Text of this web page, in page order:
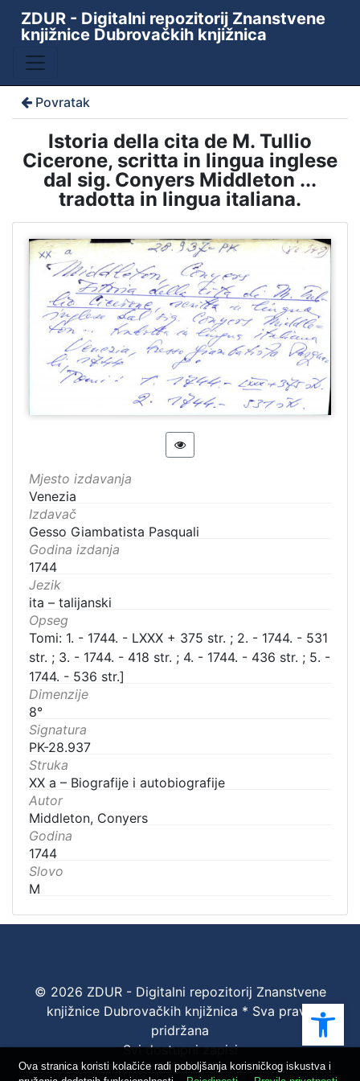
ZDUR - Digitalni repozitorij Znanstvene
knjižnice Dubrovačkih knjižnica
Povratak
Istoria della cita de M. Tullio
Cicerone, scritta in lingua inglese
dal sig. Conyers Middleton ...
tradotta in lingua italiana.
Mjesto izdavanja
Venezia
Izdavač
Gesso Giambatista Pasquali
Godina izdanja
1744
Jezik
ita – talijanski
Opseg
Tomi: 1. - 1744. - LXXX + 375 str. ; 2. - 1744. - 531
str. ; 3. - 1744. - 418 str. ; 4. - 1744. - 436 str. ; 5. -
1744. - 536 str.]
Dimenzije
8°
Signatura
PK-28.937
Struka
XX a – Biografije i autobiografije
Autor
Middleton, Conyers
Godina
1744
Slovo
M
© 2026 ZDUR - Digitalni repozitorij Znanstvene
knjižnice Dubrovačkih knjižnica * Sva prava
pridržana
Svi dostupni zapisi
Ova stranica koristi kolačiće radi poboljšanja korisničkog iskustva i